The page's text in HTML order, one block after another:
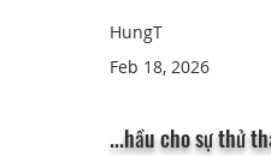
HungT
Feb 18, 2026
...hầu cho sự thử